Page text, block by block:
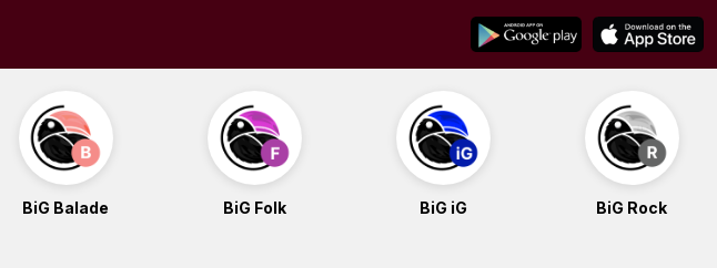
BiG Balade BiG Folk BiG iG BiG Rock